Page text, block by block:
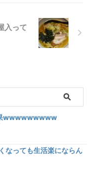
入って
wwwwwwwww
なっても生活楽にならん